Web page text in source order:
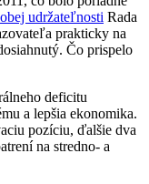
udržateľnosti Rada
prakticky na
Čo prispelo
deficitu
a lepšia ekonomika.
pozíciu, ďalšie dva
na stredno- a